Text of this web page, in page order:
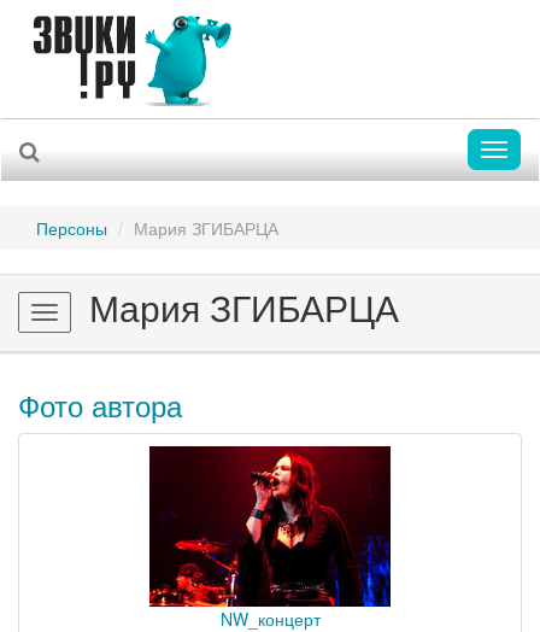
Персоны Мария ЗГИБАРЦА
Toggle
navigation
Мария ЗГИБАРЦА
Фото автора
NW_концерт